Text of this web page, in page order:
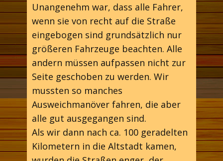
Unangenehm war, dass alle Fahrer,
wenn sie von recht auf die Straße
eingebogen sind grundsätzlich nur
größeren Fahrzeuge beachten. Alle
andern müssen aufpassen nicht zur
Seite geschoben zu werden. Wir
mussten so manches
Ausweichmanöver fahren, die aber
alle gut ausgegangen sind.
Als wir dann nach ca. 100 geradelten
Kilometern in die Altstadt kamen,